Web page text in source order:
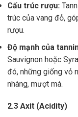
Cấu trúc rượu:
trúc của vang đỏ,
rượu.
Độ mạnh của
Sauvignon hoặc
đó, những giống vỏ
nhàng, mượt mà.
2.3 Axit (Acidity)